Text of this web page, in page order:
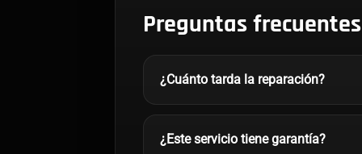
Preguntas frecuentes
¿Cuánto tarda la reparación?
¿Este servicio tiene garantía?